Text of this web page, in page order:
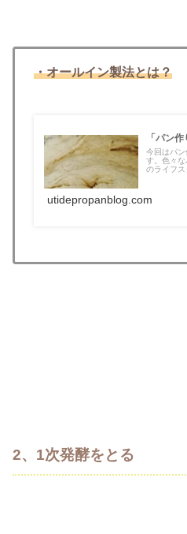
・オールイン製法とは？
「パン
今回はパン
す。色々
のライフ
utidepropanblog.com
2、1次発酵をとる